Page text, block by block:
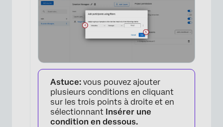
Astuce: vous pouvez ajouter
plusieurs conditions en cliquant
sur les trois points à droite et en
sélectionnant Insérer une
condition en dessous.